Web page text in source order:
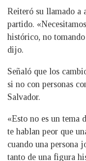
Reiteró su llamado a
partido.
histórico, no tomando
dijo.
Señaló que los
si no con personas
Salvador.
«Esto no es un tema
te hablan peor que
cuando una persona
tanto de una figura